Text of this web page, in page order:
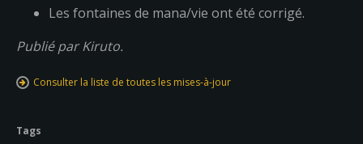
Les fontaines de mana/vie ont été corrigé.
Publié par Kiruto.
Consulter la liste de toutes les mises-à-jour
Tags